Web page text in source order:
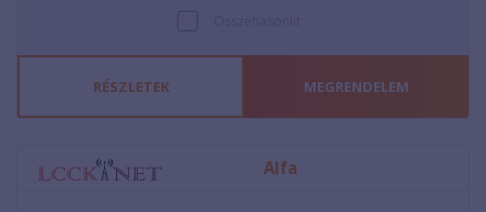
RÉSZLETEK MEGRENDELEM
Alfa